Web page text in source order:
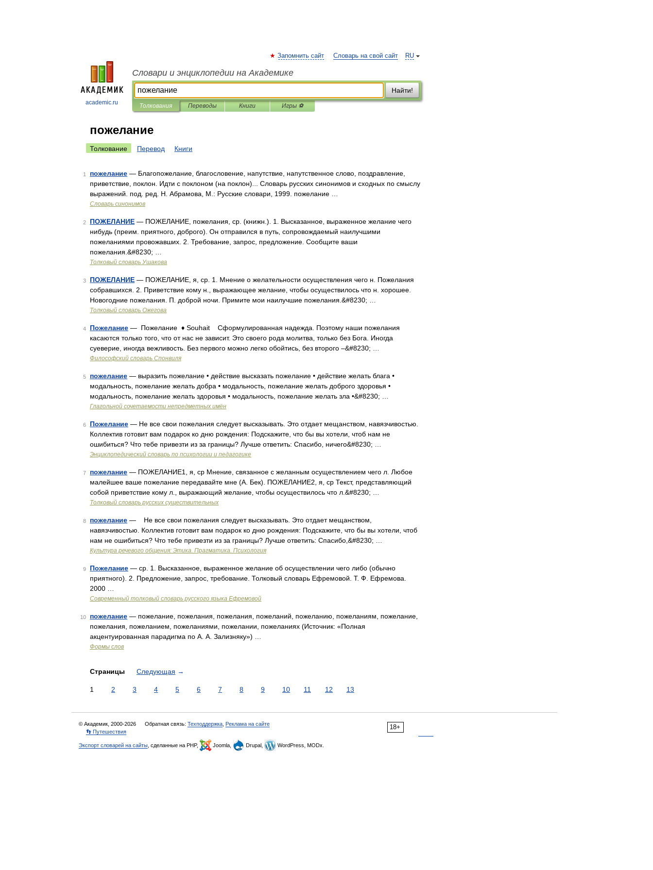
academic.ru
RU
Запомнить сайт Словарь на свой сайт
Словари и энциклопедии на Академике
Найти!
Толкования Переводы Книги Игры ⚽
пожелание
Толкование Перевод Книги
1 пожелание — Благопожелание, благословение, напутствие, напутственное слово, поздравление,
приветствие, поклон. Идти с поклоном (на поклон)... Словарь русских синонимов и сходных по смыслу
выражений. под. ред. Н. Абрамова, М.: Русские словари, 1999. пожелание …
Словарь синонимов
2 ПОЖЕЛАНИЕ — ПОЖЕЛАНИЕ, пожелания, ср. (книжн.). 1. Высказанное, выраженное желание чего
нибудь (преим. приятного, доброго). Он отправился в путь, сопровождаемый наилучшими
пожеланиями провожавших. 2. Требование, запрос, предложение. Сообщите ваши
пожелания.&#8230; …
Толковый словарь Ушакова
3 ПОЖЕЛАНИЕ — ПОЖЕЛАНИЕ, я, ср. 1. Мнение о желательности осуществления чего н. Пожелания
собравшихся. 2. Приветствие кому н., выражающее желание, чтобы осуществилось что н. хорошее.
Новогодние пожелания. П. доброй ночи. Примите мои наилучшие пожелания.&#8230; …
Толковый словарь Ожегова
4 Пожелание — Пожелание ♦ Souhait Сформулированная надежда. Поэтому наши пожелания
касаются только того, что от нас не зависит. Это своего рода молитва, только без Бога. Иногда
суеверие, иногда вежливость. Без первого можно легко обойтись, без второго –&#8230; …
Философский словарь Спонвиля
5 пожелание — выразить пожелание • действие высказать пожелание • действие желать блага •
модальность, пожелание желать добра • модальность, пожелание желать доброго здоровья •
модальность, пожелание желать здоровья • модальность, пожелание желать зла •&#8230; …
Глагольной сочетаемости непредметных имён
6 Пожелание — Не все свои пожелания следует высказывать. Это отдает мещанством, навязчивостью.
Коллектив готовит вам подарок ко дню рождения: Подскажите, что бы вы хотели, чтоб нам не
ошибиться? Что тебе привезти из за границы? Лучше ответить: Спасибо, ничего&#8230; …
Энциклопедический словарь по психологии и педагогике
7 пожелание — ПОЖЕЛАНИЕ1, я, ср Мнение, связанное с желанным осуществлением чего л. Любое
малейшее ваше пожелание передавайте мне (А. Бек). ПОЖЕЛАНИЕ2, я, ср Текст, представляющий
собой приветствие кому л., выражающий желание, чтобы осуществилось что л.&#8230; …
Толковый словарь русских существительных
8 пожелание — Не все свои пожелания следует высказывать. Это отдает мещанством,
навязчивостью. Коллектив готовит вам подарок ко дню рождения: Подскажите, что бы вы хотели, чтоб
нам не ошибиться? Что тебе привезти из за границы? Лучше ответить: Спасибо,&#8230; …
Культура речевого общения: Этика. Прагматика. Психология
9 Пожелание — ср. 1. Высказанное, выраженное желание об осуществлении чего либо (обычно
приятного). 2. Предложение, запрос, требование. Толковый словарь Ефремовой. Т. Ф. Ефремова.
2000 …
Современный толковый словарь русского языка Ефремовой
10 пожелание — пожелание, пожелания, пожелания, пожеланий, пожеланию, пожеланиям, пожелание,
пожелания, пожеланием, пожеланиями, пожелании, пожеланиях (Источник: «Полная
акцентуированная парадигма по А. А. Зализняку») …
Формы слов
Страницы Следующая →
1 2 3 4 5 6 7 8 9 10 11 12 13
18+
© Академик, 2000-2026 Обратная связь: Техподдержка Реклама на сайте
👣 Путешествия
Экспорт словарей на сайты , сделанные на PHP, Joomla, Drupal, WordPress, MODx.